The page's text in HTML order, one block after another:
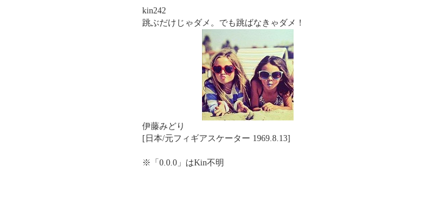
kin242
跳ぶだけじゃダメ。でも跳ばなきゃダメ！
伊藤みどり
[日本/元フィギアスケーター 1969.8.13]
※「0.0.0」はKin不明